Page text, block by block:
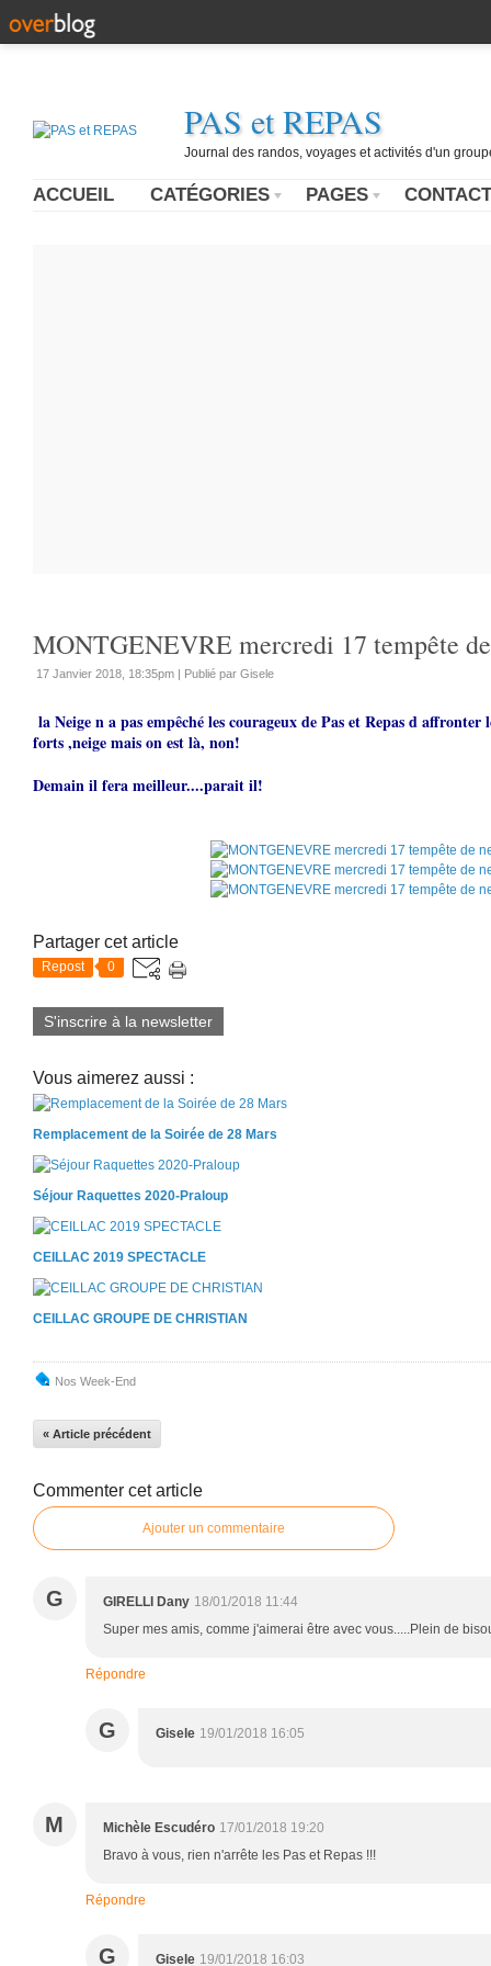
PAS et REPAS
Journal des randos, voyages et activités d'un
ACCUEIL CATÉGORIES PAGES CONTACT
MONTGENEVRE mercredi 17 tempête
17 Janvier 2018, 18:35pm | Publié par Gisele
la Neige n a pas empêché les courageux de Pas et Repas d affronter
forts ,neige mais on est là, non!
Demain il fera meilleur....parait il!
Partager cet article
Repost 0
S'inscrire à la newsletter
Vous aimerez aussi :
Remplacement de la Soirée de 28 Mars
Séjour Raquettes 2020-Praloup
CEILLAC 2019 SPECTACLE
CEILLAC GROUPE DE CHRISTIAN
Nos Week-End
« Article précédent
Commenter cet article
Ajouter un commentaire
G GIRELLI Dany 18/01/2018 11:44
Super mes amis, comme j'aimerai être avec vous.....Plein de
Répondre
G Gisele 19/01/2018 16:05
M Michèle Escudéro 17/01/2018 19:20
Bravo à vous, rien n'arrête les Pas et Repas !!!
Répondre
G Gisele 19/01/2018 16:03